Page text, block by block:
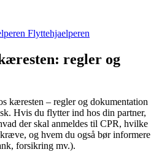
Flyttehjaelperen
regler og
kæresten – regler og dokumentation
Hvis du flytter ind hos din partner,
der skal anmeldes til CPR, hvilke
og hvem du også bør informere
forsikring mv.).